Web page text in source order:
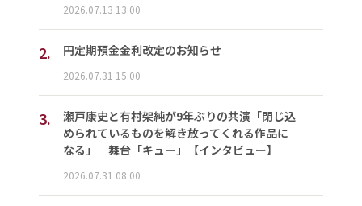
2026.07.13 13:00
2. 円定期預金金利改定のお知らせ
2026.07.31 15:00
3.
瀬戸康史と有村架純が9年ぶりの共演「閉じ込
められているものを解き放ってくれる作品に
なる」 舞台「キュー」【インタビュー】
2026.07.31 08:00